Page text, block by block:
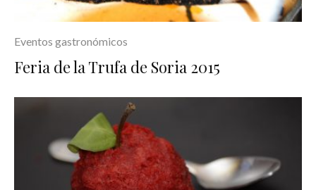
Eventos gastronómicos
Feria de la Trufa de Soria 2015